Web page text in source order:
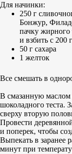
Для начинки:
250 г
Бонжур,
пачку жирного
и взбить с 200
50 г сахара
1 желток
Все смешать в
В смазанную
шоколадного теста.
сверху вторую
Провести
и поперек, чтобы
Выпекать в заранее
минут при